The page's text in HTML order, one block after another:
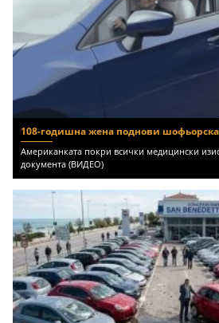
108-годишна жена поднови
Американката покри всички медицински
документа (ВИДЕО)